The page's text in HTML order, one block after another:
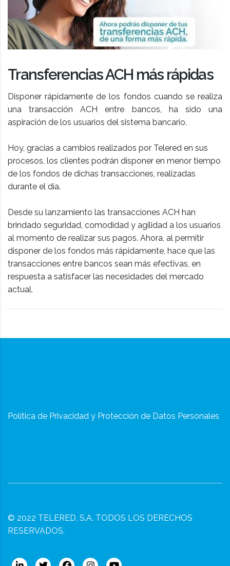
Transferencias ACH más rápidas
Disponer rápidamente de los fondos cuando se realiza
una transacción ACH entre bancos, ha sido una
aspiración de los usuarios del sistema bancario.
Hoy, gracias a cambios realizados por Telered en sus
procesos, los clientes podrán disponer en menor tiempo
de los fondos de dichas transacciones, realizadas
durante el día.
Desde su lanzamiento las transacciones ACH han
brindado seguridad, comodidad y agilidad a los usuarios
al momento de realizar sus pagos. Ahora, al permitir
disponer de los fondos más rápidamente, hace que las
transacciones entre bancos sean más efectivas, en
respuesta a satisfacer las necesidades del mercado
actual.
Política de Privacidad y Protección de Datos Personales
© 2022 TELERED, S.A. TODOS LOS DERECHOS
RESERVADOS.